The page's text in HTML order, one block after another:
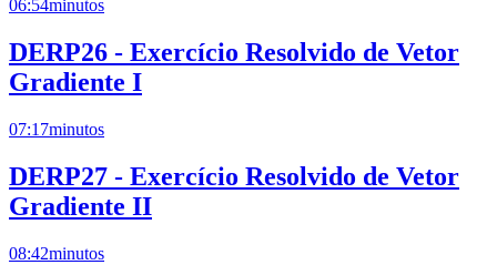
06:54minutos
DERP26 - Exercício Resolvido de Vetor
Gradiente I
07:17minutos
DERP27 - Exercício Resolvido de Vetor
Gradiente II
08:42minutos